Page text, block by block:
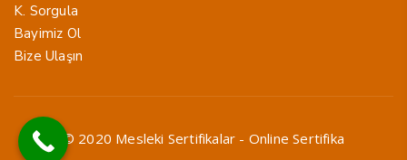
K. Sorgula
Bayimiz Ol
Bize Ulaşın
© 2020 Mesleki Sertifikalar - Online Sertifika